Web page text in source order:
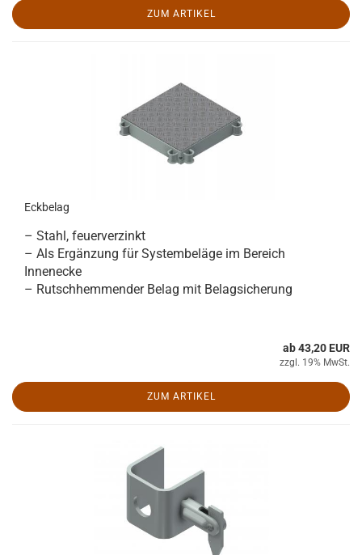
ZUM ARTIKEL
Eckbelag
– Stahl, feuerverzinkt
– Als Ergänzung für Systembeläge im Bereich
Innenecke
– Rutschhemmender Belag mit Belagsicherung
ab 43,20 EUR
zzgl. 19% MwSt.
ZUM ARTIKEL